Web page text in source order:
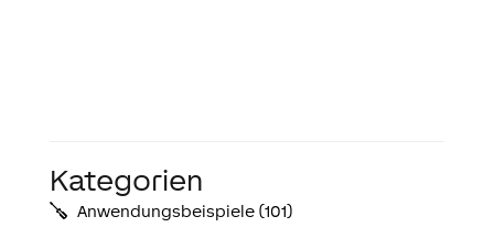
Kategorien
Anwendungs­­­beispiele (101)